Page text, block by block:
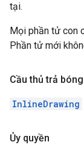
tại.
Mọi phần tử con
Phần tử mới
Cầu thủ trả bóng
InlineDrawing
Ủy quyền